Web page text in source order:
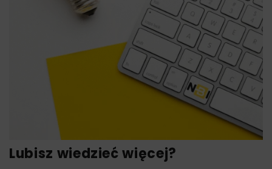
Lubisz wiedzieć więcej?